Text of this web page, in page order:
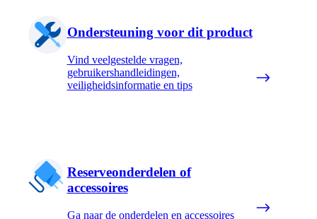
Ondersteuning voor dit product
Vind veelgestelde vragen,
gebruikershandleidingen,
veiligheidsinformatie en tips
Reserveonderdelen of
accessoires
Ga naar de onderdelen en accessoires